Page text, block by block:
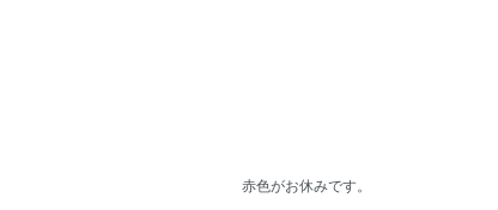
赤色がお休みです。